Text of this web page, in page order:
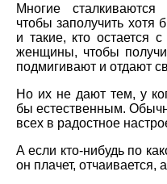
Многие
чтобы заполучить хотя
и такие, кто остается
женщины, чтобы
подмигивают и отдают
Но их не дают тем, у
бы естественным.
всех в радостное
А если кто-нибудь по
он плачет, отчаивается,